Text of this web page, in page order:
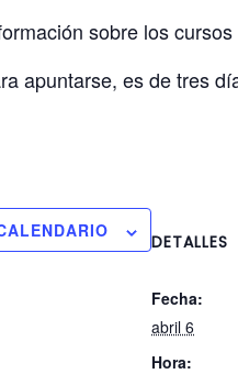
sobre los
apuntarse, es de tres
DETALLES
Fecha:
abril 6
Hora: